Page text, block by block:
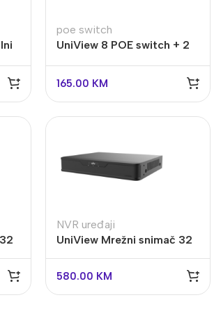
poe switch
UniView 8 POE switch + 2
165.00 KM
NVR uređaji
UniView Mrežni snimač 32
kanala NVR302-32B-IQ
580.00 KM